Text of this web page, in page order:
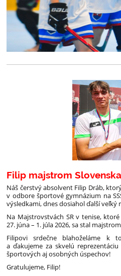
Filip majstrom Slovenska
Náš čerstvý absolvent Filip Dráb,
v odbore športové gymnázium na
výsledkami, dnes dosiahol ďalší
Na Majstrovstvách SR v tenise,
27. júna – 1. júla 2026, sa stal
Filipovi srdečne blahoželáme k
a ďakujeme za skvelú
športových aj osobných úspechov!
Gratulujeme, Filip!